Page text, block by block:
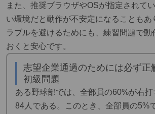
また、推奨ブラウザやOSが指定されて
い環境だと動作が不安定になることもあ
ラブルを避けるためにも、練習問題で動
おくと安心です。
志望企業通過のためには必ず正
初級問題
ある野球部では、全部員の60%が右
84人である。このとき、全部員の5%